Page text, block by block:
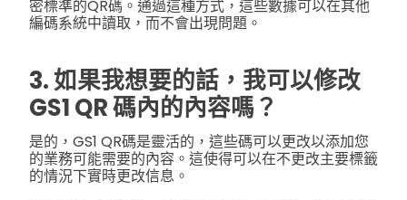
密標準的QR碼。通過這種方式，這些數據可以在其他
編碼系統中讀取，而不會出現問題。
3. 如果我想要的話，我可以修改
GS1 QR 碼內的內容嗎？
是的，GS1 QR碼是靈活的，這些碼可以更改以添加您
的業務可能需要的內容。這使得可以在不更改主要標籤
的情況下實時更改信息。